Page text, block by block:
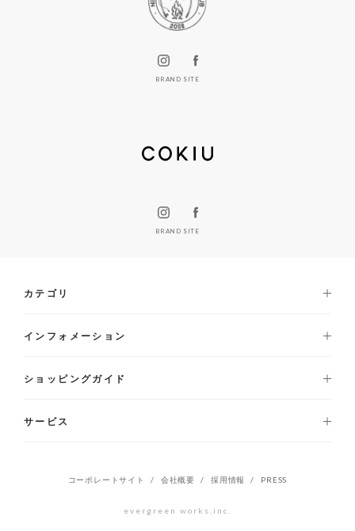
BRAND SITE
BRAND SITE
カテゴリ
インフォメーション
ショッピングガイド
サービス
コーポレートサイト 会社概要 採用情報 PRESS
evergreen works,inc.